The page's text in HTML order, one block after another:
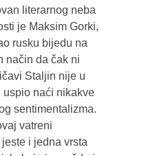
literarnog neba
je Maksim Gorki,
rusku bijedu na
način da čak ni
Staljin nije u
naći nikakve
sentimentalizma.
vatreni
i jedna vrsta